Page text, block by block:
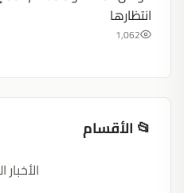
انتظارها
1,062
📂 الأقسام
الأخبار